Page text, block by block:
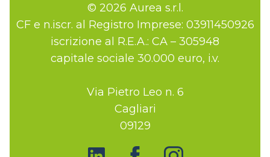
© 2026 Aurea s.r.l.
CF e n.iscr. al Registro Imprese: 03911450926
iscrizione al R.E.A.: CA – 305948
capitale sociale 30.000 euro, i.v.
Via Pietro Leo n. 6
Cagliari
09129